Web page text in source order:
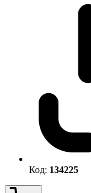
Код: 134225